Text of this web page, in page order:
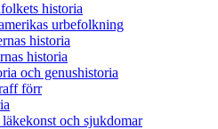
historia
urbefolkning
historia
historia
och genushistoria
förr
och sjukdomar